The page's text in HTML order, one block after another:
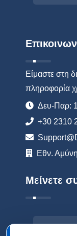
Είμαστε στη
πληροφορία
Δευ-Παρ:
+30 2310
Εθν.
Μείνετε